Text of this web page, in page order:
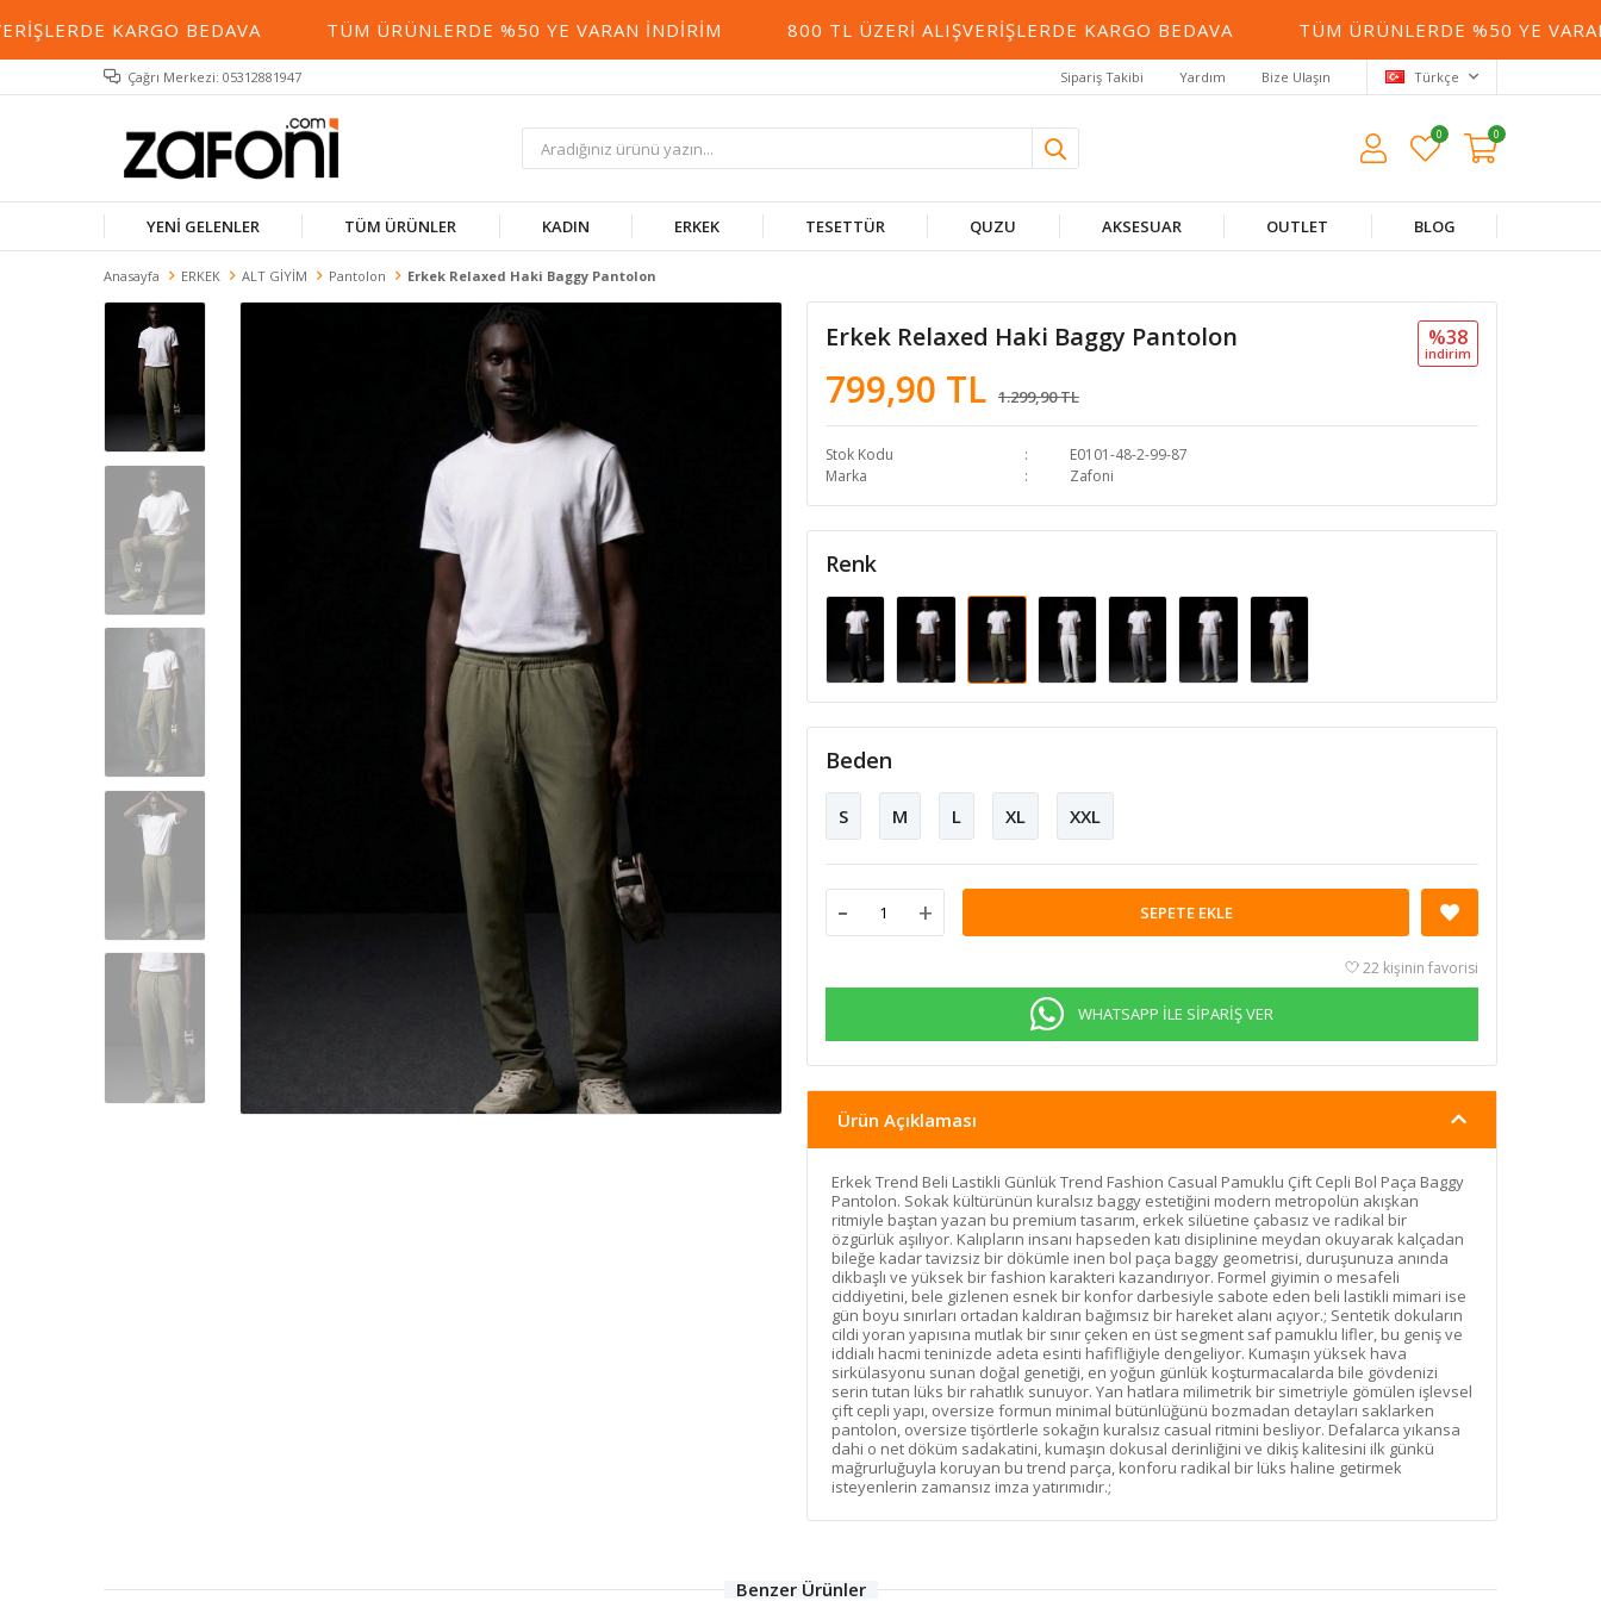
KARGO BEDAVA TÜM ÜRÜNLERDE %50 YE VARAN İNDIRIM 800 TL ÜZERI ALIŞVERIŞLERDE KARGO BEDAVA TÜM ÜRÜNLERDE %50 YE VARAN
Çağrı Merkezi: 05312881947 Sipariş Takibi Yardım Bize Ulaşın Türkçe
0 0
YENİ GELENLER TÜM ÜRÜNLER KADIN ERKEK TESETTÜR QUZU AKSESUAR OUTLET BLOG
Anasayfa ERKEK ALT GİYİM Pantolon Erkek Relaxed Haki Baggy Pantolon
Erkek Relaxed Haki Baggy Pantolon
799,90 TL 1.299,90 TL
%38
i̇ndi̇ri̇m
Stok Kodu
E0101-48-2-99-87
Marka
Zafoni
Renk
Beden
S M L XL XXL
- + SEPETE EKLE
22 kişinin favorisi
WHATSAPP İLE SİPARİŞ VER
Ürün Açıklaması
Erkek Trend Beli Lastikli Günlük Trend Fashion Casual Pamuklu Çift Cepli Bol Paça Baggy
Pantolon. Sokak kültürünün kuralsız baggy estetiğini modern metropolün akışkan
ritmiyle baştan yazan bu premium tasarım, erkek silüetine çabasız ve radikal bir
özgürlük aşılıyor. Kalıpların insanı hapseden katı disiplinine meydan okuyarak kalçadan
bileğe kadar tavizsiz bir dökümle inen bol paça baggy geometrisi, duruşunuza anında
dikbaşlı ve yüksek bir fashion karakteri kazandırıyor. Formel giyimin o mesafeli
ciddiyetini, bele gizlenen esnek bir konfor darbesiyle sabote eden beli lastikli mimari ise
gün boyu sınırları ortadan kaldıran bağımsız bir hareket alanı açıyor.; Sentetik dokuların
cildi yoran yapısına mutlak bir sınır çeken en üst segment saf pamuklu lifler, bu geniş ve
iddialı hacmi teninizde adeta esinti hafifliğiyle dengeliyor. Kumaşın yüksek hava
sirkülasyonu sunan doğal genetiği, en yoğun günlük koşturmacalarda bile gövdenizi
serin tutan lüks bir rahatlık sunuyor. Yan hatlara milimetrik bir simetriyle gömülen işlevsel
çift cepli yapı, oversize formun minimal bütünlüğünü bozmadan detayları saklarken
pantolon, oversize tişörtlerle sokağın kuralsız casual ritmini besliyor. Defalarca yıkansa
dahi o net döküm sadakatini, kumaşın dokusal derinliğini ve dikiş kalitesini ilk günkü
mağrurluğuyla koruyan bu trend parça, konforu radikal bir lüks haline getirmek
isteyenlerin zamansız imza yatırımıdır.;
Benzer Ürünler